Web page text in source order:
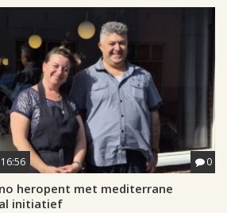
0
heropent met mediterrane
initiatief